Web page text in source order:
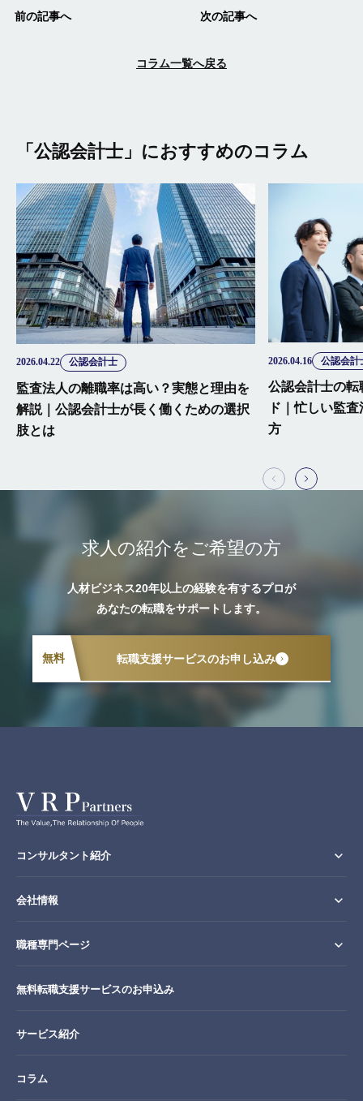
前の記事へ 次の記事へ
コラム一覧へ戻る
「公認会計士」におすすめのコラム
2026.04.22 公認会計士
監査法人の離職率は高い？実態と理由を
解説｜公認会計士が長く働くための選択
肢とは
2026.04.16 公認会計
公認会計士の
ド｜忙しい監
方
求人の紹介をご希望の方
人材ビジネス20年以上の経験を有するプロが
あなたの転職をサポートします。
無料 転職支援サービスのお申し込み
コンサルタント紹介
会社情報
職種専門ページ
無料転職支援サービスのお申込み
サービス紹介
コラム